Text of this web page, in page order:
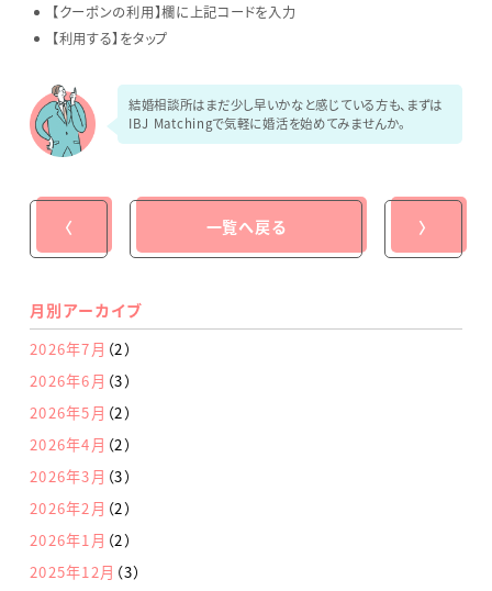
【クーポンの利用】欄に上記コードを入力
【利用する】をタップ
結婚相談所はまだ少し早いかなと感じている方も、まずは
IBJ Matchingで気軽に婚活を始めてみませんか。
〈 一覧へ戻る 〉
月別アーカイブ
2026年7月 （2）
2026年6月 （3）
2026年5月 （2）
2026年4月 （2）
2026年3月 （3）
2026年2月 （2）
2026年1月 （2）
2025年12月 （3）